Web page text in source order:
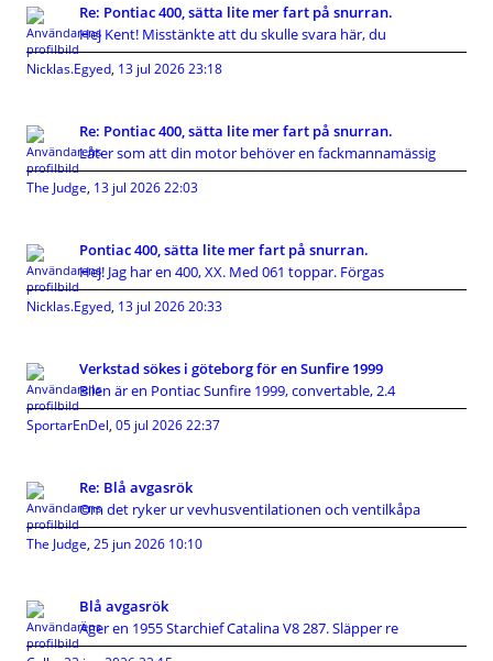
Re: Pontiac 400, sätta lite mer fart på snurran.
Hej Kent! Misstänkte att du skulle svara här, du
Nicklas.Egyed, 13 jul 2026 23:18
Re: Pontiac 400, sätta lite mer fart på snurran.
Låter som att din motor behöver en fackmannamässig
The Judge, 13 jul 2026 22:03
Pontiac 400, sätta lite mer fart på snurran.
Hej! Jag har en 400, XX. Med 061 toppar. Förgas
Nicklas.Egyed, 13 jul 2026 20:33
Verkstad sökes i göteborg för en Sunfire 1999
Bilen är en Pontiac Sunfire 1999, convertable, 2.4
SportarEnDel, 05 jul 2026 22:37
Re: Blå avgasrök
Om det ryker ur vevhusventilationen och ventilkåpa
The Judge, 25 jun 2026 10:10
Blå avgasrök
Äger en 1955 Starchief Catalina V8 287. Släpper re